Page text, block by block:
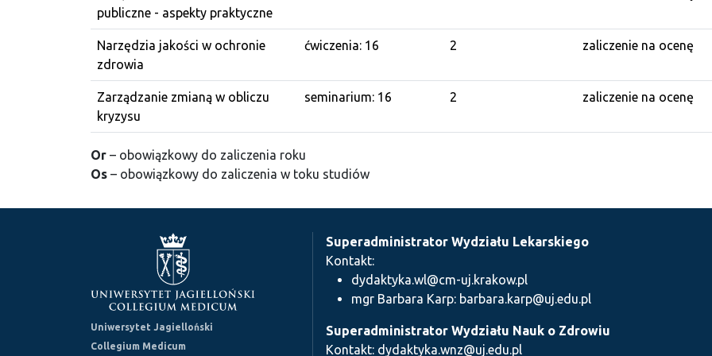
publiczne - aspekty praktyczne
Narzędzia jakości w ochronie
zdrowia
ćwiczenia: 16 2 zaliczenie na ocenę
Zarządzanie zmianą w obliczu
kryzysu
seminarium: 16 2 zaliczenie na ocenę
Or – obowiązkowy do zaliczenia roku
Os – obowiązkowy do zaliczenia w toku studiów
Uniwersytet Jagielloński
Collegium Medicum
Superadministrator Wydziału Lekarskiego
Kontakt:
dydaktyka.wl@cm-uj.krakow.pl
mgr Barbara Karp: barbara.karp@uj.edu.pl
Superadministrator Wydziału Nauk o Zdrowiu
Kontakt: dydaktyka.wnz@uj.edu.pl